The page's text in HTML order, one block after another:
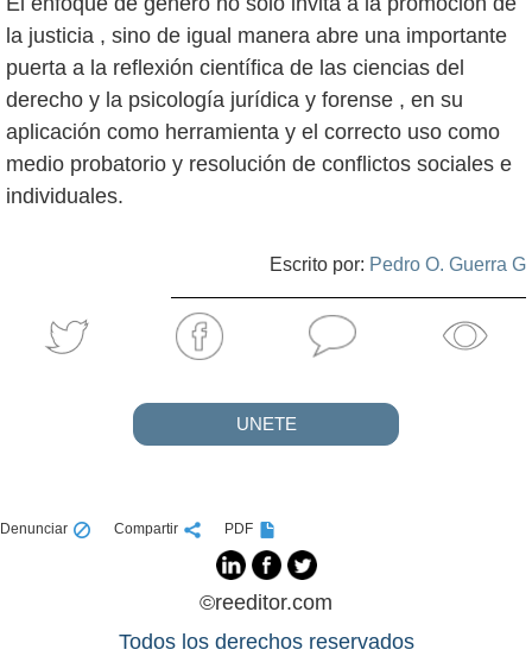
la justicia , sino de igual manera abre una importante
puerta a la reflexión científica de las ciencias del
derecho y la psicología jurídica y forense , en su
aplicación como herramienta y el correcto uso como
medio probatorio y resolución de conflictos sociales e
individuales.
Escrito por: Pedro O. Guerra G
UNETE
Denunciar Compartir PDF
©reeditor.com
Todos los derechos reservados